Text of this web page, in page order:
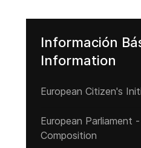
Información
Information
European Citizen's
European Parliament
Composition